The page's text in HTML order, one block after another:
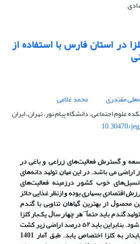
در استان فارس با استفاده از
مقتدری
محمد غلامی
علوم اجتماعی، دانشگاه پیام نور، تهران، ایران
10.30470/
ﻭ ﮔﺴﺘﺮﺵ فعالیت‌های ﺯﺭﺍﻋﻰ ﻭ ﺑﺎﻏﻰ ﺩﺭ
ﺍﺭﺍﺿﻰ می باشد. ﺩﺭ ﺍﻳﻦ ﻣﻴﺎﻥ ﺗﻮﻟﻴﺪ دانه‌های
ﺧﻮﺏ ﻛﺸﻮﺭ درزمینه فعالیت‌های
ﺍﻗﺘﺼﺎﺩی ﺑﺴﻴﺎﺭی ﺑﻮﺩﻩ ﻭ ازنظر ﻏﺬﺍﻳﻰ ﺣﺎﺋﺰ
ﻣﺤﺼﻮﻝ ﺍﺯ ﺑﻬﺘﺮﻳﻦ ﮔﻴﺎﻫﺎﻥ ﺗﻨﺎﻭﺑﻰ ﺑﺎ ﮔﻨﺪﻡ
ﮔﻨﺪﻡ ﺑﺎﻳﺪ حتماً˝ ﻫﺮ ﭼﻬﺎﺭ ﺳﺎﻝ یک‌بار ﻛﻠﺰﺍ
ﺩﺭ ﺗﻨﺎﻭﺏ ﺑﺎ ﮔﻨﺪﻡ ﻛﺸﺖ ﺷﻮﺩ. بنابراین ﺑﺎﻳﺪ ٥٢ ﺩﺭﺻﺪ ﺍﺭﺍﺿﻰ ﺯﻳﺮ ﻛﺸﺖ
ﮔﻨﺪﻡ ﺩﺭ ﺍﻟﮕﻮی ﻛﺸﺖ ﭘﺎﻳﺪﺍﺭ ﺑﻪ ﻛﻠﺰﺍ ﺍﺧﺘﺼﺎﺹ یابد. طبق آمار 1401